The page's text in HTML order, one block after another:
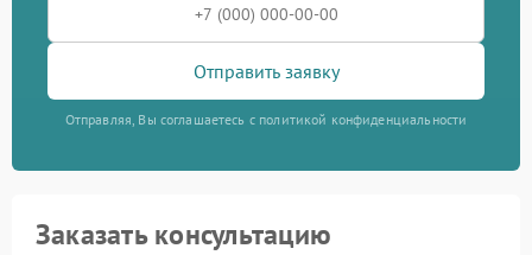
Отправить заявку
Отправляя, Вы соглашаетесь с политикой конфиденциальности
Заказать консультацию